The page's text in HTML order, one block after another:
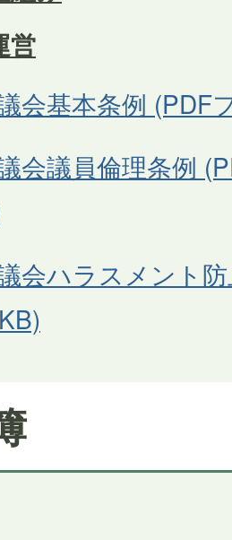
営
会基本条例 (PDF
会議員倫理条例
会ハラスメント